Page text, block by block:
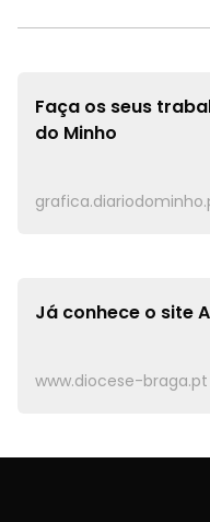
Faça os seus
do Minho
Já conhece o site
www.diocese-braga.pt